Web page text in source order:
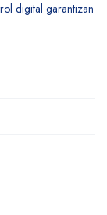
digital garantizan